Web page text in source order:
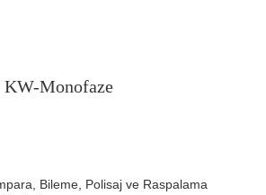
Monofaze
Bileme, Polisaj ve Raspalama